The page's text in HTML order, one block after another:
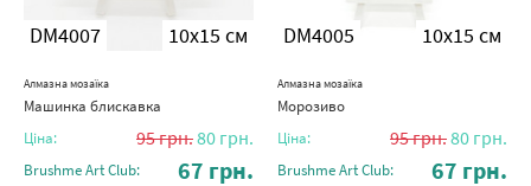
DM4007 10x15 см
Алмазна мозаїка
Машинка блискавка
Ціна: 95грн.80 грн.
Brushme Art Club: 67 грн.
DM4005 10x15 см
Алмазна мозаїка
Морозиво
Ціна: 95грн.80 грн.
Brushme Art Club: 67 грн.